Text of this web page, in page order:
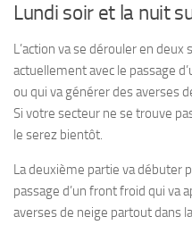
Lundi soir et la nuit
L’action va se dérouler en
actuellement avec le passage
ou qui va générer des averses
Si votre secteur ne se trouve
le serez bientôt.
La deuxième partie va débuter
passage d’un front froid qui va
averses de neige partout dans